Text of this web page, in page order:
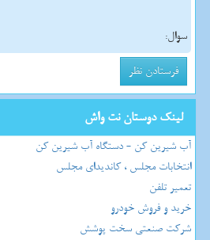
سوال:
لینک دوستان نت واش
آب شیرین کن - دستگاه آب شیرین کن
انتخابات مجلس ، کاندیدای مجلس
تعمیر تلفن
خرید و فروش خودرو
شرکت صنعتی سخت پوشش